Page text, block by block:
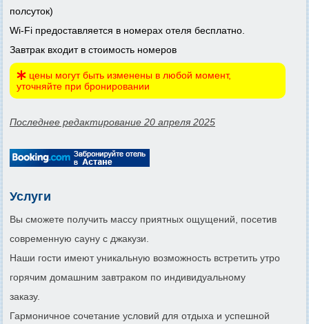
полсуток)
Wi-Fi предоставляется в номерах отеля бесплатно.
Завтрак входит в стоимость номеров
цены могут быть изменены в любой момент,
уточняйте при бронировании
Последнее редактирование 20 апреля 2025
Услуги
Вы сможете получить массу приятных ощущений, посетив
современную сауну с джакузи.
Наши гости имеют уникальную возможность встретить утро
горячим домашним завтраком по индивидуальному
заказу.
Гармоничное сочетание условий для отдыха и успешной